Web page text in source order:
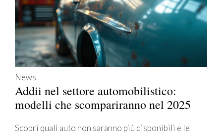
News
Addii nel settore automobilistico:
modelli che scompariranno nel 2025
Scopri quali auto non saranno più disponibili e le